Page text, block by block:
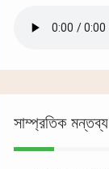
সাম্প্রতিক মন্তব্য